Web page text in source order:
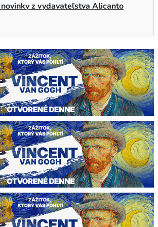
z vydavateľstva Alicanto